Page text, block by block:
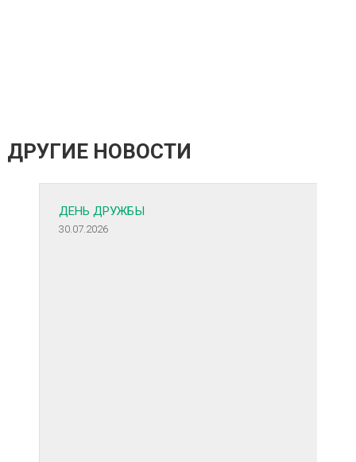
ДРУГИЕ НОВОСТИ
ДЕНЬ ДРУЖБЫ
30.07.2026